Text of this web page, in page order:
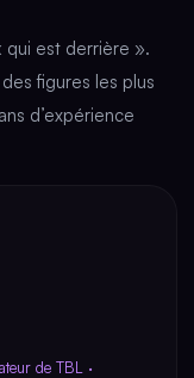
qui est derrière ».
figures les plus
d’expérience
de TBL ·